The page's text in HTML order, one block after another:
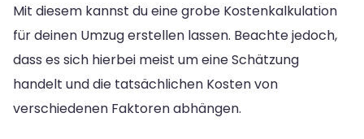
Mit diesem kannst du eine grobe Kostenkalkulation
für deinen Umzug erstellen lassen. Beachte jedoch,
dass es sich hierbei meist um eine Schätzung
handelt und die tatsächlichen Kosten von
verschiedenen Faktoren abhängen.